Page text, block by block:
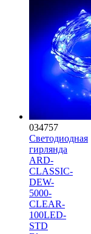
034757
Светодиодная
гирлянда
ARD-
CLASSIC-
DEW-
5000-
CLEAR-
100LED-
STD